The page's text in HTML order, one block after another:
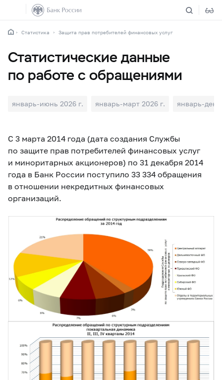
Статистика Защита прав потребителей финансовых услуг
Статистические данные
по работе с обращениями
январь-июнь 2026 г. январь-март 2026 г. январь-
С 3 марта 2014 года (дата создания Службы
по защите прав потребителей финансовых услуг
и миноритарных акционеров) по 31 декабря 2014
года в Банк России поступило 33 334 обращения
в отношении некредитных финансовых
организаций.